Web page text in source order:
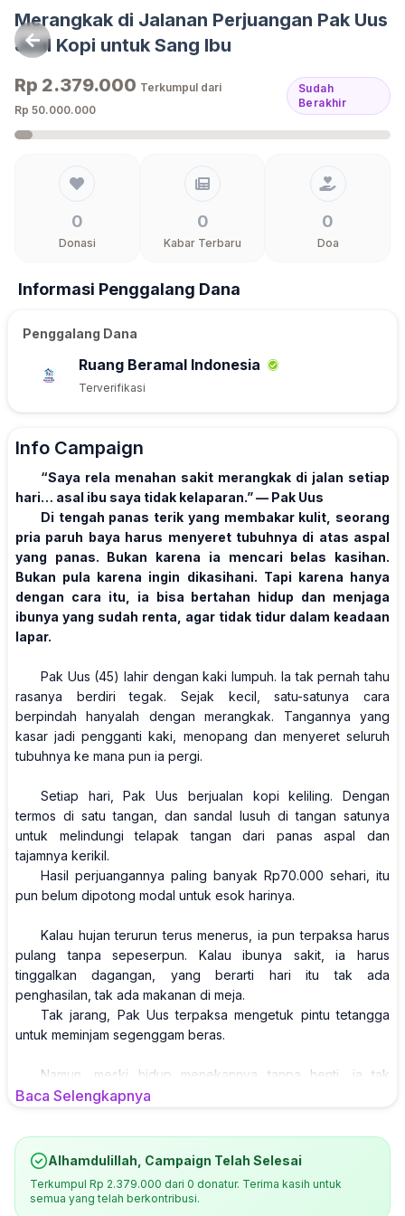
Langsung ke konten
Merangkak di Jalanan Perjuangan Pak Uus
Jual Kopi untuk Sang Ibu
Rp 2.379.000 Terkumpul dari
Rp 50.000.000
Sudah
Berakhir
0
Donasi
0
Kabar Terbaru
0
Doa
Informasi Penggalang Dana
Penggalang Dana
Ruang Beramal Indonesia
Terverifikasi
Info Campaign
“Saya rela menahan sakit merangkak di jalan setiap
hari… asal ibu saya tidak kelaparan.” — Pak Uus
Di tengah panas terik yang membakar kulit, seorang
pria paruh baya harus menyeret tubuhnya di atas aspal
yang panas. Bukan karena ia mencari belas kasihan.
Bukan pula karena ingin dikasihani. Tapi karena hanya
dengan cara itu, ia bisa bertahan hidup dan menjaga
ibunya yang sudah renta, agar tidak tidur dalam keadaan
lapar.
Pak Uus (45) lahir dengan kaki lumpuh. Ia tak pernah tahu
rasanya berdiri tegak. Sejak kecil, satu-satunya cara
berpindah hanyalah dengan merangkak. Tangannya yang
kasar jadi pengganti kaki, menopang dan menyeret seluruh
tubuhnya ke mana pun ia pergi.
Setiap hari, Pak Uus berjualan kopi keliling. Dengan
termos di satu tangan, dan sandal lusuh di tangan satunya
untuk melindungi telapak tangan dari panas aspal dan
tajamnya kerikil.
Hasil perjuangannya paling banyak Rp70.000 sehari, itu
pun belum dipotong modal untuk esok harinya.
Kalau hujan terurun terus menerus, ia pun terpaksa harus
pulang tanpa sepeserpun. Kalau ibunya sakit, ia harus
tinggalkan dagangan, yang berarti hari itu tak ada
penghasilan, tak ada makanan di meja.
Tak jarang, Pak Uus terpaksa mengetuk pintu tetangga
untuk meminjam segenggam beras.
Namun, meski hidup menekannya tanpa henti, ia tak
pernah menyerah. Tak pernah menyalahkan nasib. Satu hal
“Saya ingin punya usaha tetap… supaya saya bisa tetap
dekat dengan ibu, tanpa harus terus merangkak di jalan.”
Teman Beramal. Bayangkan, seorang anak dengan
Baca Selengkapnya
Alhamdulillah, Campaign Telah Selesai
Terkumpul Rp 2.379.000 dari 0 donatur. Terima kasih untuk
semua yang telah berkontribusi.